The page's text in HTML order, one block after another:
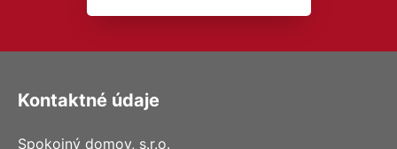
Kontaktné údaje
Spokojný domov, s.r.o.